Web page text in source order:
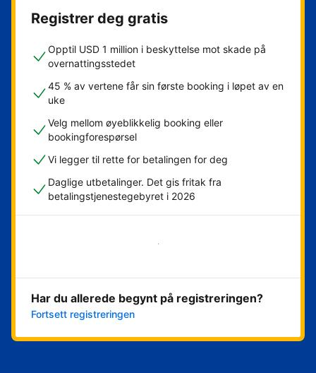
Registrer deg gratis
Opptil USD 1 million i beskyttelse mot skade på
overnattingsstedet
45 % av vertene får sin første booking i løpet av en
uke
Velg mellom øyeblikkelig booking eller
bookingforespørsel
Vi legger til rette for betalingen for deg
Daglige utbetalinger. Det gis fritak fra
betalingstjenestegebyret i 2026
Kom i gang nå
Har du allerede begynt på registreringen?
Fortsett registreringen